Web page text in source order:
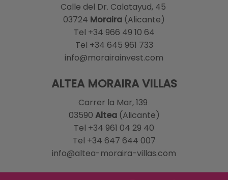
Calle del Dr. Calatayud, 45
03724 Moraira (Alicante)
Tel +34 966 49 10 64
Tel +34 645 961 733
info@morairainvest.com
ALTEA MORAIRA VILLAS
Carrer la Mar, 139
03590 Altea(Alicante)
Tel +34 961 04 29 40
Tel +34 647 644 007
info@altea-moraira-villas.com